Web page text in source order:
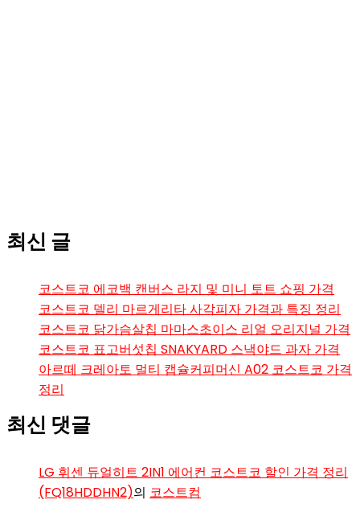
최신 글
코스트코 에코백 캔버스 라지 및 미니 토트 쇼핑 가격
코스트코 델리 마르게리타 사각피자 가격과 특징 정리
코스트코 닭가슴살칩 마마스초이스 리얼 오리지널 가격
코스트코 표고버섯칩 SNAKYARD 스낵야드 과자 가격
아르떼 크레아토 멀티 캡슐커피머신 A02 코스트코 가격
정리
최신 댓글
LG 휘센 듀얼히트 2IN1 에어컨 코스트코 할인 가격 정리
(FQ18HDDHN2)의 코스트컴